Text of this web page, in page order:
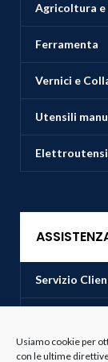
Usiamo cookie per
con le ultime
Agricoltura
Ferramenta
Vernici e
Utensili
Servizio
Resi e Recessi